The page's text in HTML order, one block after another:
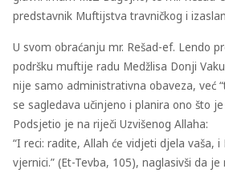
predstavnik Muftijstva travničkog i
U svom obraćanju mr. Rešad-ef. Lendo
podršku muftije radu Medžlisa Donji
nije samo administrativna obaveza, već
se sagledava učinjeno i planira ono što
Podsjetio je na riječi Uzvišenog Allaha:
“I reci: radite, Allah će vidjeti djela vaša, i
vjernici.” (Et-Tevba, 105), naglasivši da